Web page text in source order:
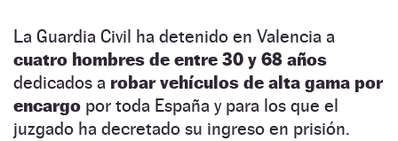
La Guardia Civil ha detenido en Valencia a
cuatro hombres de entre 30 y 68 años
dedicados a robar vehículos de alta gama por
encargo por toda España y para los que el
juzgado ha decretado su ingreso en prisión.